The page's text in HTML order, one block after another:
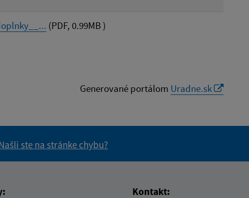
(PDF, 0.99MB )
Generované portálom Uradne.sk
ste na stránke chybu?
Kontakt: